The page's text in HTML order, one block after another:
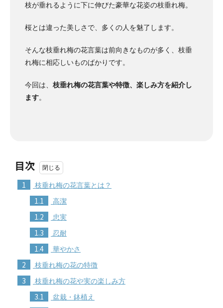
枝が垂れるように下に伸びた豪華な花姿の枝垂れ梅。
桜とは違った美しさで、多くの人を魅了します。
そんな枝垂れ梅の花言葉は前向きなものが多く、枝垂
れ梅に相応しいものばかりです。
今回は、 枝垂れ梅の花言葉や特徴、楽しみ方を紹介し
ます。
目次
1 枝垂れ梅の花言葉とは？
1.1 高潔
1.2 忠実
1.3 忍耐
1.4 華やかさ
2 枝垂れ梅の花の特徴
3 枝垂れ梅の花や実の楽しみ方
3.1 盆栽・鉢植え